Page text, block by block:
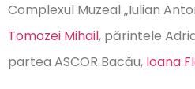
Complexul Muzeal „Iulian
Tomozei Mihail, părintele
partea ASCOR Bacău, Ioana